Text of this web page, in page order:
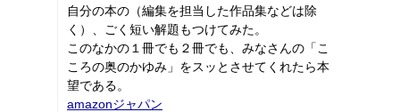
自分の本の（編集を担当した作品集などは除
く）、ごく短い解題もつけてみた。
このなかの１冊でも２冊でも、みなさんの「こ
ころの奥のかゆみ」をスッとさせてくれたら本
望である。
amazonジャパン